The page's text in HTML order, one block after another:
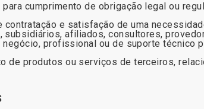
cumprimento de obrigação legal ou
contratação e satisfação de uma
subsidiários, afiliados, consultores,
profissional ou de suporte técnico
de produtos ou serviços de terceiros,